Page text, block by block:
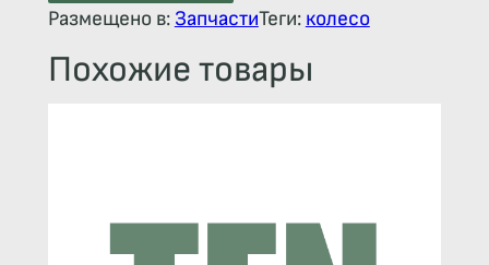
Размещено в: ЗапчастиТеги: колесо
Похожие товары